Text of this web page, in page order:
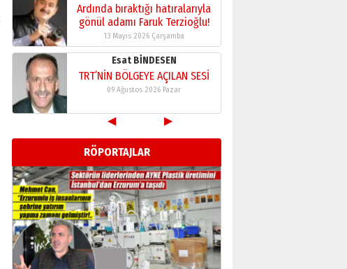
Ardında bıraktığı hatıralarıyla
gönül adamı Faruk Terzioğlu!
13 Mayıs 2026 Çarşamba
Esat BİNDESEN
TRT’NİN BÖLGEYE AÇILAN SESİ
09 Ağustos 2026 Pazar
Kadir SABUNCUOĞLU
Erzurumspor’un köşe taşları
29 Haziran 2026 Pazartesi
Kenan GÜLERCİ
Murat Şahsuvaroğlu ERKON’da
çıtayı yukarı taşırken,
yönetimdekiler aşağı
çekmemeli!
17 Şubat 2026 SalıOrhan BOZKURT
◀ ▶
RÖPORTAJLAR